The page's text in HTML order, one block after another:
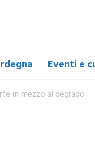
Eventi e
in mezzo al degrado